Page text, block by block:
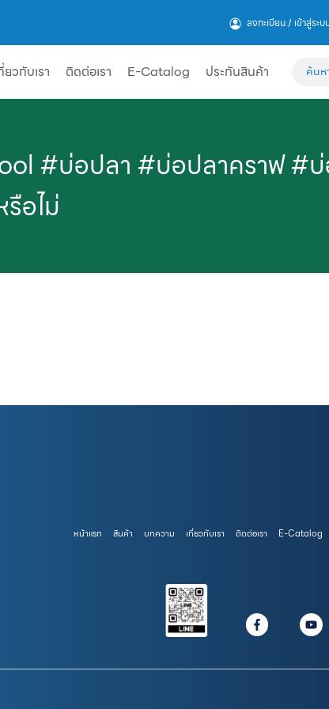
ลงทะเบียน / เข้าสู่ระบ
ยวกับเรา ติดต่อเรา E-Catalog ประกันสินค้า
#บ่อปลา #บ่อปลาคราฟ #
อไม่
หน้าแรก สินค้า บทความ เกี่ยวกับเรา ติดต่อเรา E-Catalog